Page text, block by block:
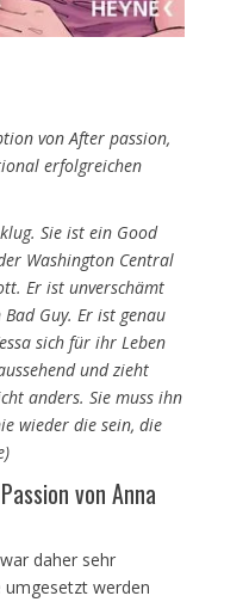
von After passion,
erfolgreichen
Sie ist ein Good
Washington Central
Er ist unverschämt
Guy. Er ist genau
sich für ihr Leben
und zieht
anders. Sie muss ihn
wieder die sein, die
von Anna
daher sehr
umgesetzt werden